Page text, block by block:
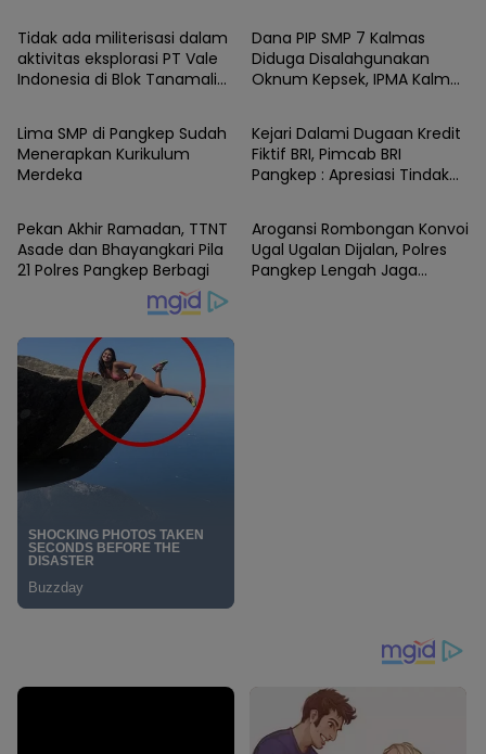
Tidak ada militerisasi dalam
aktivitas eksplorasi PT Vale
Indonesia di Blok Tanamalia,
Dana PIP SMP 7 Kalmas
Diduga Disalahgunakan
Oknum Kepsek, IPMA Kalmas
Berita
Lima SMP di Pangkep Sudah
Menerapkan Kurikulum
Merdeka
Berita
Kejari Dalami Dugaan Kredit
Fiktif BRI, Pimcab BRI
Pangkep : Apresiasi Tindak
Berita
Pekan Akhir Ramadan, TTNT
Asade dan Bhayangkari Pila
21 Polres Pangkep Berbagi
Berita
Arogansi Rombongan Konvoi
Ugal Ugalan Dijalan, Polres
Pangkep Lengah Jaga